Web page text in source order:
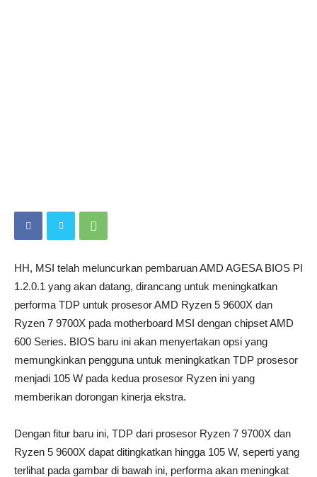
HH, MSI telah meluncurkan pembaruan AMD AGESA BIOS PI
1.2.0.1 yang akan datang, dirancang untuk meningkatkan
performa TDP untuk prosesor AMD Ryzen 5 9600X dan
Ryzen 7 9700X pada motherboard MSI dengan chipset AMD
600 Series. BIOS baru ini akan menyertakan opsi yang
memungkinkan pengguna untuk meningkatkan TDP prosesor
menjadi 105 W pada kedua prosesor Ryzen ini yang
memberikan dorongan kinerja ekstra.
Dengan fitur baru ini, TDP dari prosesor Ryzen 7 9700X dan
Ryzen 5 9600X dapat ditingkatkan hingga 105 W, seperti yang
terlihat pada gambar di bawah ini, performa akan meningkat